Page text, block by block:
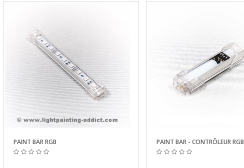
PAINT BAR RGB PAINT BAR - CONTRÔLEUR RGB